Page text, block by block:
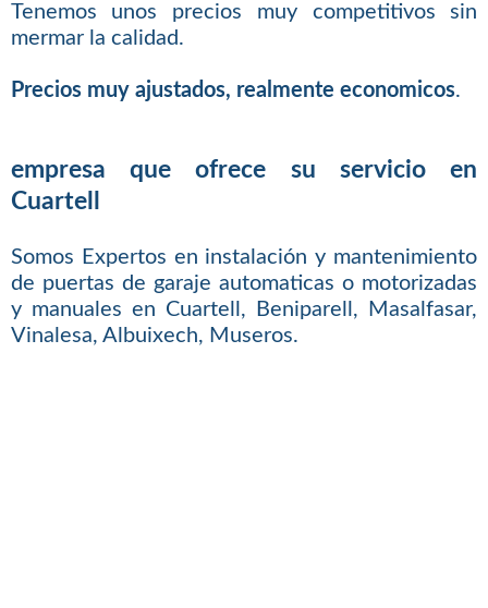
Tenemos unos precios muy competitivos sin
mermar la calidad.
Precios muy ajustados, realmente economicos.
empresa que ofrece su servicio en
Cuartell
Somos Expertos en instalación y mantenimiento
de puertas de garaje automaticas o motorizadas
y manuales en Cuartell, Beniparell, Masalfasar,
Vinalesa, Albuixech, Museros.